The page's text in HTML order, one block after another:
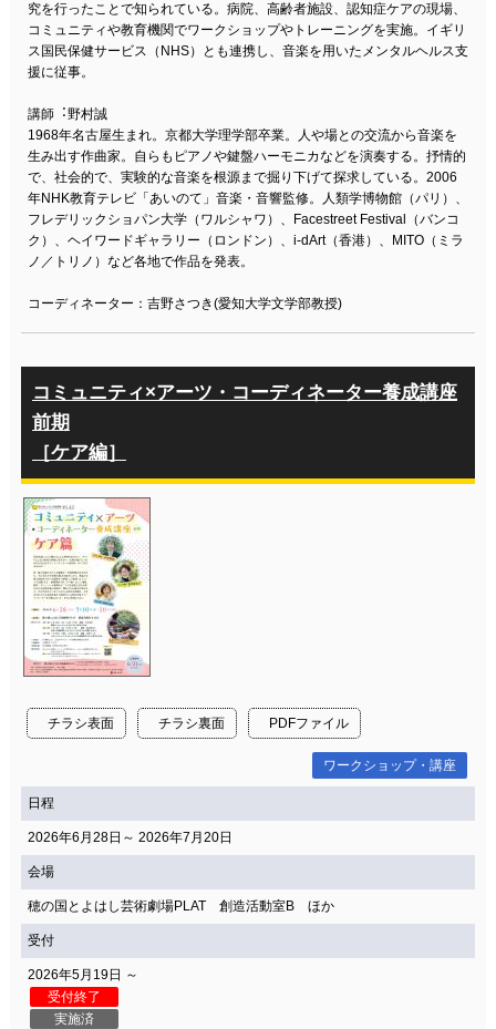
究を行ったことで知られている。病院、高齢者施設、認知症ケアの現場、
コミュニティや教育機関でワークショップやトレーニングを実施。イギリ
ス国民保健サービス（NHS）とも連携し、音楽を用いたメンタルヘルス支
援に従事。
講師︓野村誠
1968年名古屋生まれ。京都大学理学部卒業。人や場との交流から音楽を
生み出す作曲家。自らもピアノや鍵盤ハーモニカなどを演奏する。抒情的
で、社会的で、実験的な音楽を根源まで掘り下げて探求している。2006
年NHK教育テレビ「あいのて」音楽・音響監修。人類学博物館（パリ）、
フレデリックショパン大学（ワルシャワ）、Facestreet Festival（バンコ
ク）、ヘイワードギャラリー（ロンドン）、i-dArt（香港）、MITO（ミラ
ノ／トリノ）など各地で作品を発表。
コーディネーター：吉野さつき(愛知大学文学部教授)
コミュニティ×アーツ・コーディネーター養成講座
前期
［ケア編］
チラシ表面 チラシ裏面 PDFファイル
ワークショップ・講座
日程
2026年6月28日～ 2026年7月20日
会場
穂の国とよはし芸術劇場PLAT 創造活動室B ほか
受付
2026年5月19日 ～
受付終了
実施済